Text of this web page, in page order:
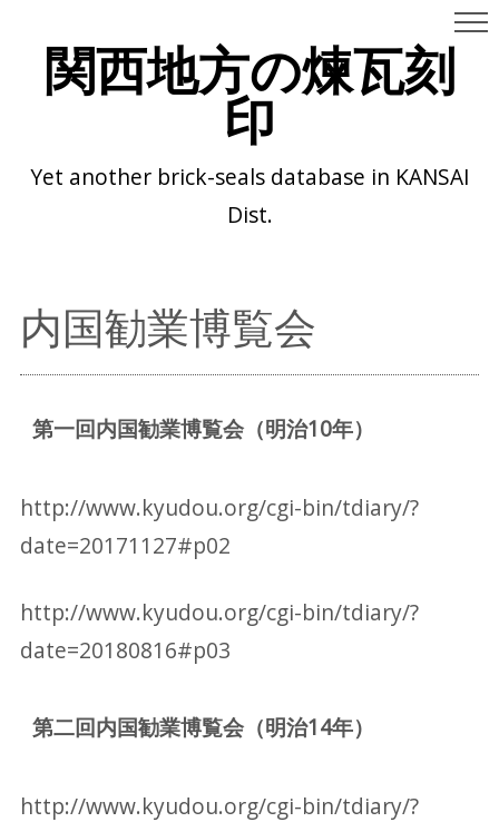
関西地方の煉瓦刻
印
Yet another brick-seals database in KANSAI
Dist.
内国勧業博覧会
第一回内国勧業博覧会（明治10年）
http://www.kyudou.org/cgi-bin/tdiary/?
date=20171127#p02
http://www.kyudou.org/cgi-bin/tdiary/?
date=20180816#p03
第二回内国勧業博覧会（明治14年）
http://www.kyudou.org/cgi-bin/tdiary/?